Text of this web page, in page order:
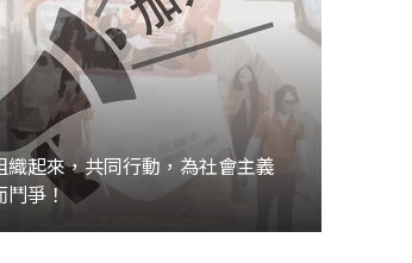
織起來，共同行動，為社會主義
鬥爭！